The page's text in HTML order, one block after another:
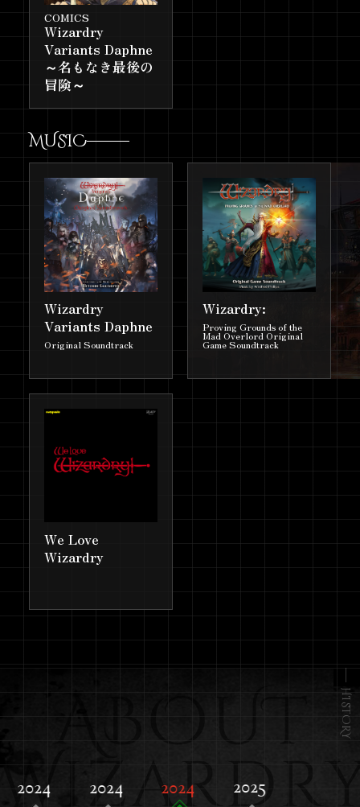
2025.6.20
コミックス『ブレイド＆バスター
2025.6.18
WANDA CINEMAS GAMESに
2025.6.10
ノベルス『ブレイド＆バスタード
5』発売！
2025.5.28
『ブレイド＆バスタード』小説第
5巻＆コミックス第6巻に末弥 純
イラストのステッカー特典を封
2025.5.20
コミックス『ブレイド&バスター
2025.4.17
『Wizardry Variants Daphne』ハ
ーフアニバーサリー記念キャンペ
2025.4.17
ノベルス『ブレイド&バスタード
リジナルグッズ販売決定！
Steam®版配信開始
COMICS
Wizardry
Variants Daphne
～名もなき最後の
冒険～
MUSIC
Wizardry
Variants Daphne
Original Soundtrack
Wizardry:
Proving Grounds of the
Mad Overlord Original
Game Soundtrack
We Love
Wizardry
HISTORY